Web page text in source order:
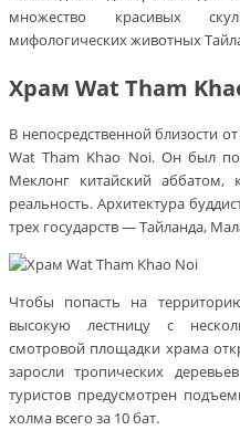
множество красивых
мифологических животных
Храм Wat Tham
В непосредственной близости
Wat Tham Khao Noi. Он был
Меклонг китайский
реальность. Архитектура
трех государств — Тайланда,
Чтобы попасть на
высокую лестницу с
смотровой площадки храма
заросли тропических
туристов предусмотрен
холма всего за 10 бат.